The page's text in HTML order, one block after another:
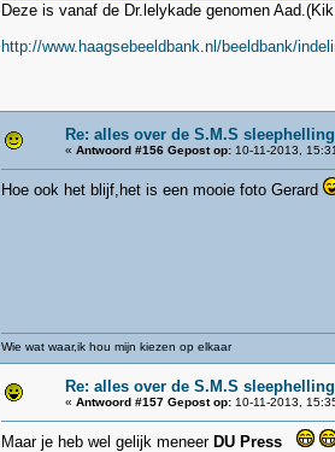
Deze is vanaf de Dr.lelykade genomen
http://www.haagsebeeldbank.nl/beeldbank/
Re: alles over de S.M.S sleephelling
« Antwoord #156 Gepost op: 10-11-2013,
Hoe ook het blijf,het is een mooie foto Gerard
Wie wat waar,ik hou mijn kiezen op elkaar
Re: alles over de S.M.S sleephelling
« Antwoord #157 Gepost op: 10-11-2013,
Maar je heb wel gelijk meneerDU Press